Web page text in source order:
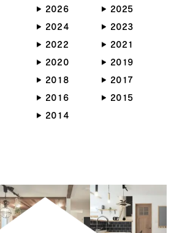
ね〜‼️ 顔晴りましょう〜^_^
2026
2025
2024
2023
2022
2021
2020
2019
2018
2017
2016
2015
2014